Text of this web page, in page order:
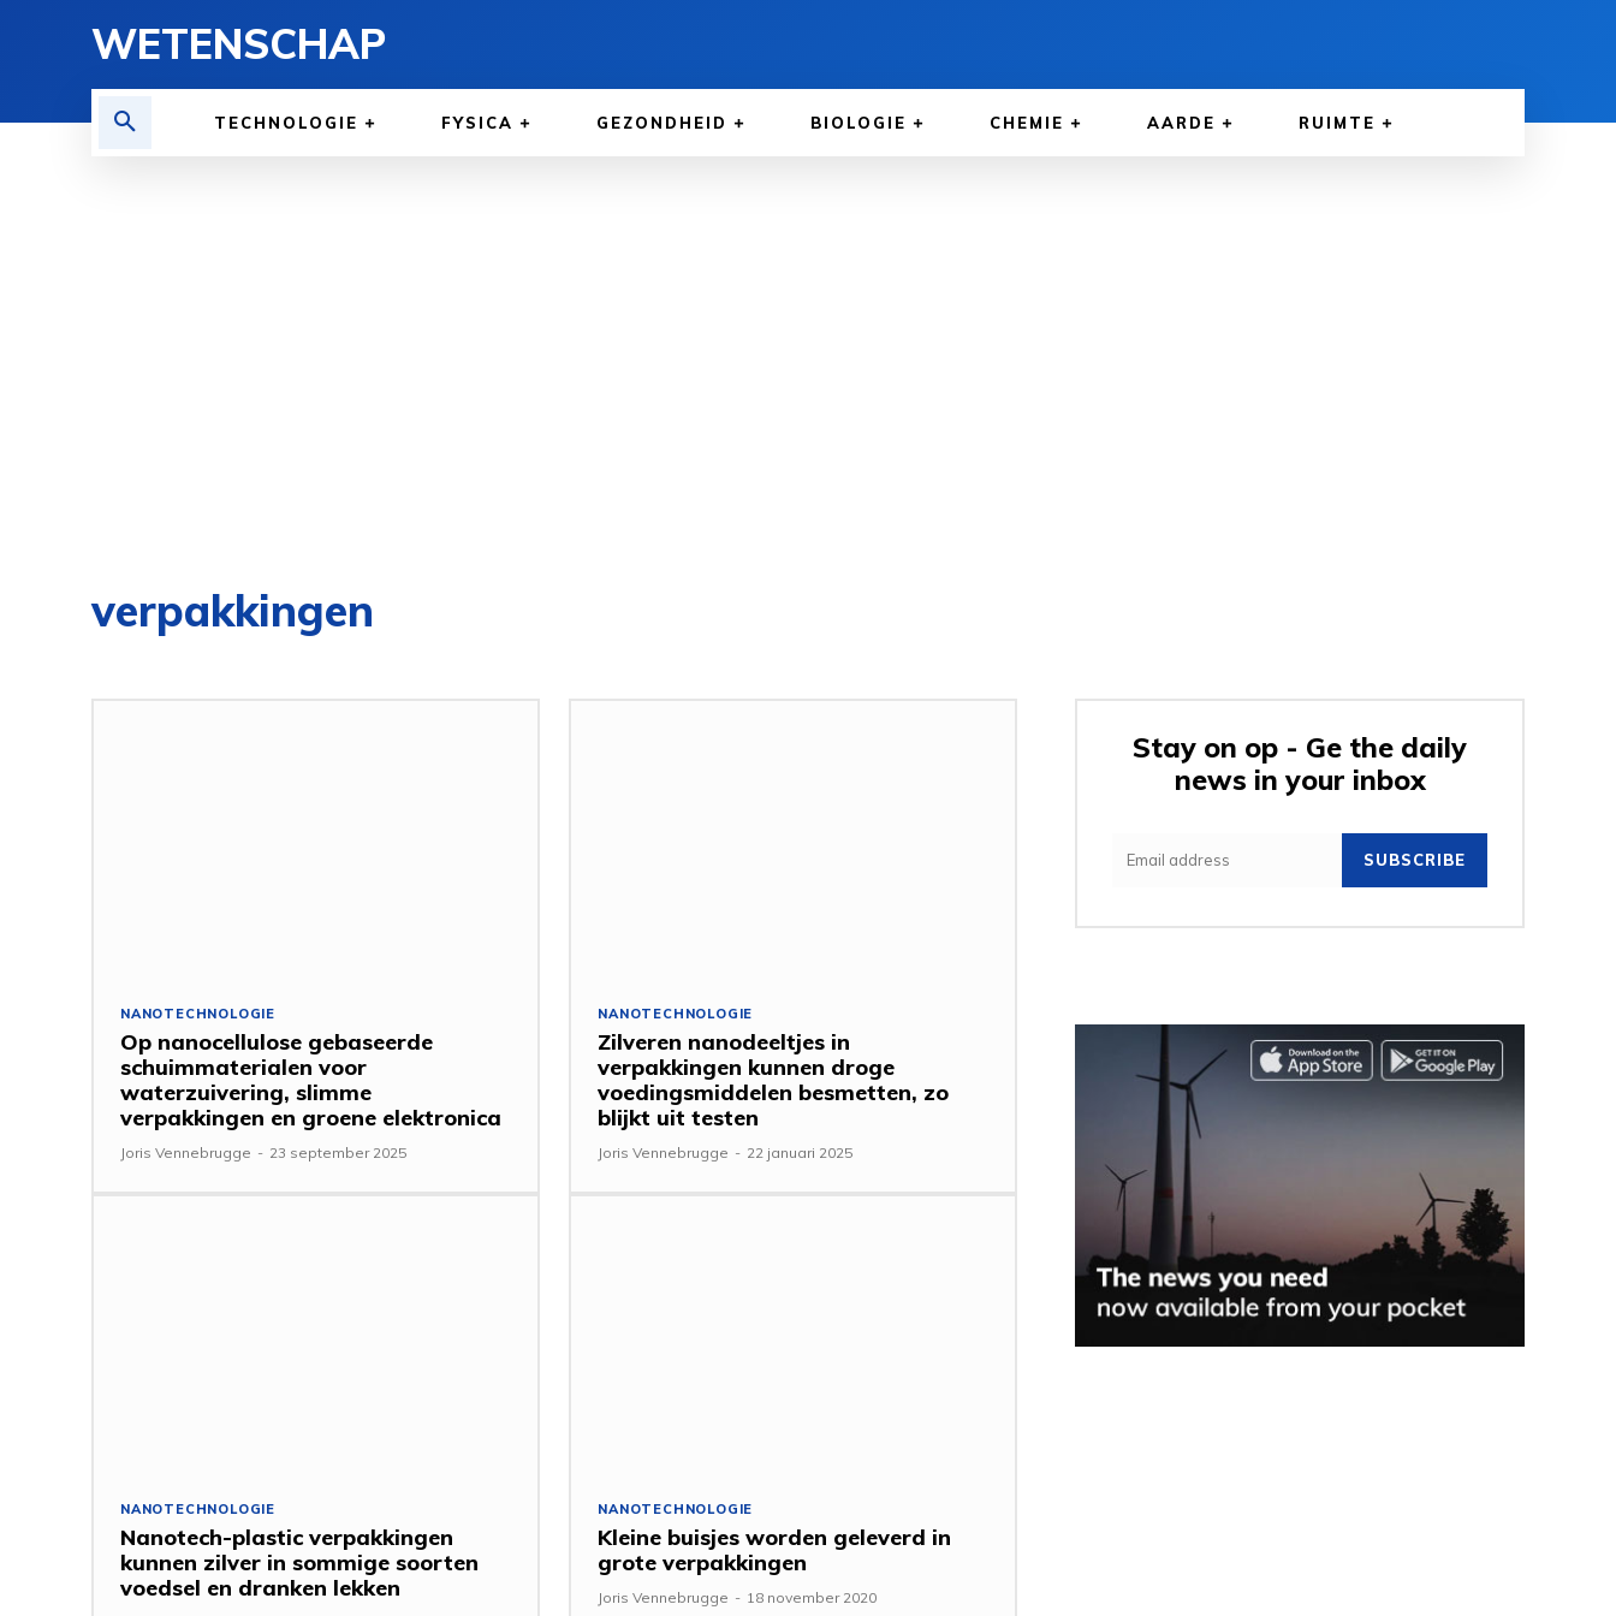
WETENSCHAP
TECHNOLOGIE FYSICA GEZONDHEID BIOLOGIE CHEMIE AARDE RUIMTE
verpakkingen
NANOTECHNOLOGIE
Op nanocellulose gebaseerde
schuimmaterialen voor
waterzuivering, slimme
verpakkingen en groene elektronica
Joris Vennebrugge - 23 september 2025
NANOTECHNOLOGIE
Zilveren nanodeeltjes in
verpakkingen kunnen droge
voedingsmiddelen besmetten, zo
blijkt uit testen
Joris Vennebrugge - 22 januari 2025
NANOTECHNOLOGIE
Nanotech-plastic verpakkingen
kunnen zilver in sommige soorten
voedsel en dranken lekken
NANOTECHNOLOGIE
Kleine buisjes worden geleverd in
grote verpakkingen
Joris Vennebrugge - 18 november 2020
Stay on op - Ge the daily
news in your inbox
SUBSCRIBE